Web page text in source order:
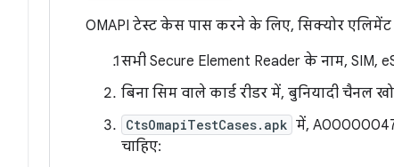
OMAPI टेस्ट केस पास करने के लिए, सिक्योर एलिमेंट
सभी Secure Element Reader के नाम, SIM,
बिना सिम वाले कार्ड रीडर में, बुनियादी चैनल
CtsOmapiTestCases.apk में,
चाहिए: